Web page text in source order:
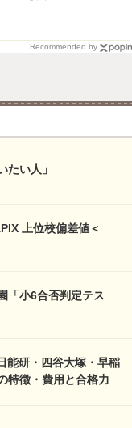
Recommended by
たい人」
上位校偏差値＜
「小6合否判定テス
能研・四谷大塚・早稲
特徴・費用と合格力